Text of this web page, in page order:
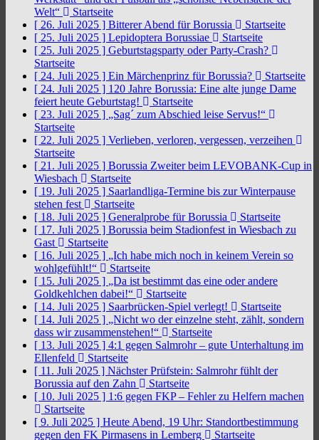
Welt“
Startseite
[ 26. Juli 2025 ] Bitterer Abend für Borussia
Startseite
[ 25. Juli 2025 ] Lepidoptera Borussiae
Startseite
[ 25. Juli 2025 ] Geburtstagsparty oder Party-Crash?
Startseite
[ 24. Juli 2025 ] Ein Märchenprinz für Borussia?
Startseite
[ 24. Juli 2025 ] 120 Jahre Borussia: Eine alte junge Dame
feiert heute Geburtstag!
Startseite
[ 23. Juli 2025 ] „Sag´ zum Abschied leise Servus!“
Startseite
[ 22. Juli 2025 ] Verlieben, verloren, vergessen, verzeihen
Startseite
[ 21. Juli 2025 ] Borussia Zweiter beim LEVOBANK-Cup in
Wiesbach
Startseite
[ 19. Juli 2025 ] Saarlandliga-Termine bis zur Winterpause
stehen fest
Startseite
[ 18. Juli 2025 ] Generalprobe für Borussia
Startseite
[ 17. Juli 2025 ] Borussia beim Stadionfest in Wiesbach zu
Gast
Startseite
[ 16. Juli 2025 ] „Ich habe mich noch in keinem Verein so
wohlgefühlt!“
Startseite
[ 15. Juli 2025 ] „Da ist bestimmt das eine oder andere
Goldkehlchen dabei!“
Startseite
[ 14. Juli 2025 ] Saarbrücken-Spiel verlegt!
Startseite
[ 14. Juli 2025 ] „Nicht wo der einzelne steht, zählt, sondern
dass wir zusammenstehen!“
Startseite
[ 13. Juli 2025 ] 4:1 gegen Salmrohr – gute Unterhaltung im
Ellenfeld
Startseite
[ 11. Juli 2025 ] Nächster Prüfstein: Salmrohr fühlt der
Borussia auf den Zahn
Startseite
[ 10. Juli 2025 ] 1:6 gegen FKP – Fehler zu Helfern machen
Startseite
[ 9. Juli 2025 ] Heute Abend, 19 Uhr: Standortbestimmung
gegen den FK Pirmasens in Lemberg
Startseite